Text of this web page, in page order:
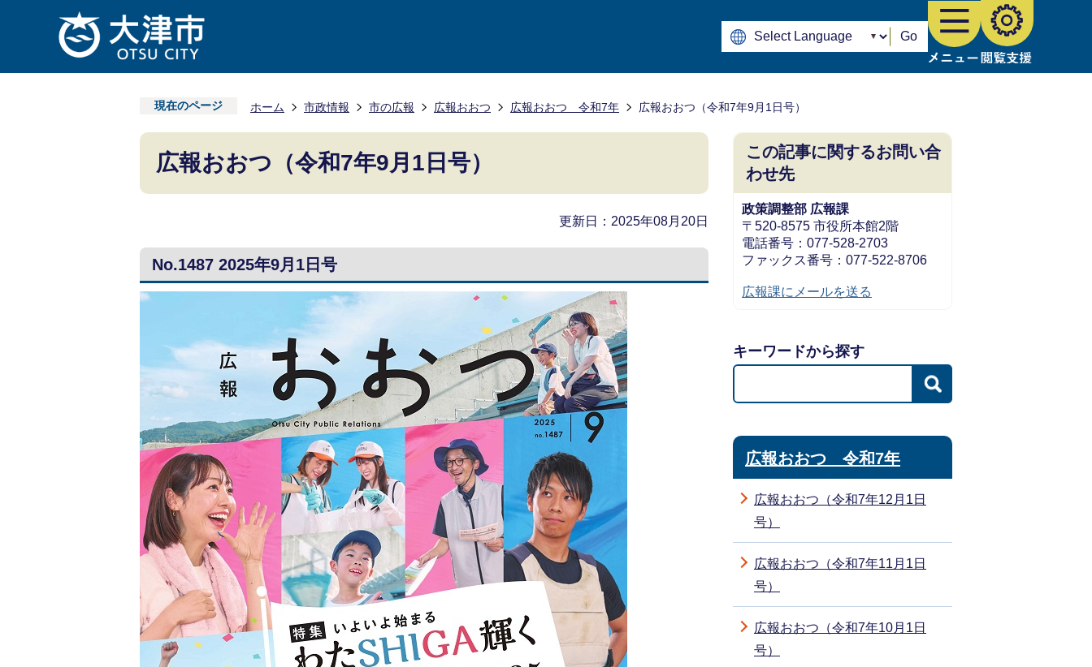
Go
現在のページ ホーム 市政情報 市の広報 広報おおつ 広報おおつ 令和7年 広報おおつ（令和7年9月1日号）
広報おおつ（令和7年9月1日号）
更新日：2025年08月20日
No.1487 2025年9月1日号
この記事に関するお問い合
わせ先
政策調整部 広報課
〒520-8575 市役所本館2階
電話番号：077-528-2703
ファックス番号：077-522-8706
広報課にメールを送る
キーワードから探す
広報おおつ 令和7年
広報おおつ（令和7年12月1日
号）
広報おおつ（令和7年11月1日
号）
広報おおつ（令和7年10月1日
号）